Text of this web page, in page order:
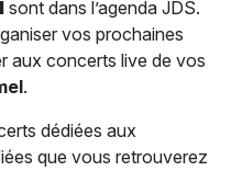
sont dans l’agenda JDS.
vos prochaines
aux concerts live de vos
.
dédiées aux
que vous retrouverez